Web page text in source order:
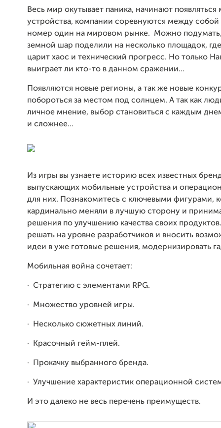
Весь мир окутывает паника, начинают
устройства, компании соревнуются между собой
номер один на мировом рынке. Можно подумать,
земной шар поделили на несколько площадок,
царит хаос и технический прогресс. Но только
выиграет ли кто-то в данном сражении…
Появляются новые регионы, а так же новые
побороться за местом под солнцем. А так как
личное мнение, выбор становиться с каждым
и сложнее…
Из игры вы узнаете историю всех известных
выпускающих мобильные устройства и
для них. Познакомитесь с ключевыми фигурами,
кардинально меняли в лучшую сторону и
решения по улучшению качества своих
решать на уровне разработчиков и вносить
идеи в уже готовые решения, модернизировать
Мобильная война сочетает:
· Стратегию с элементами RPG.
· Множество уровней игры.
· Несколько сюжетных линий.
· Красочный гейм-плей.
· Прокачку выбранного бренда.
· Улучшение характеристик операционной
И это далеко не весь перечень преимуществ.